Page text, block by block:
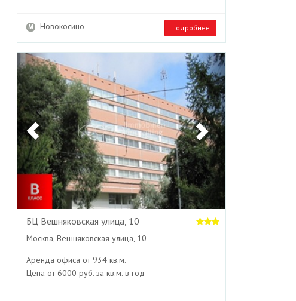
Новокосино Подробнее
Previous Next
БЦ Вешняковская улица, 10
Москва, Вешняковская улица, 10
Аренда офиса от 934 кв.м.
Цена от 6000 руб. за кв.м. в год